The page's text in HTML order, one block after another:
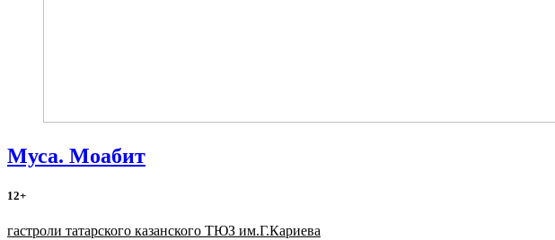
Муса. Моабит
12+
гастроли татарского казанского ТЮЗ им.Г.Кариева